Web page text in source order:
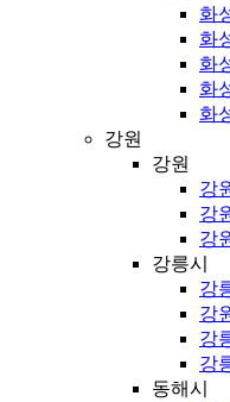
화
화
화
화
화
강원
강원
강
강
강
강릉시
강
강
강
강
동해시